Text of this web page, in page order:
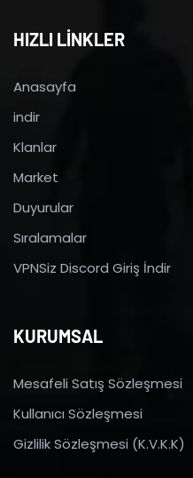
HIZLI LİNKLER
Anasayfa
indir
Klanlar
Market
Duyurular
Sıralamalar
VPNSiz Discord Giriş İndir
KURUMSAL
Mesafeli Satış Sözleşmesi
Kullanıcı Sözleşmesi
Gizlilik Sözleşmesi (K.V.K.K)